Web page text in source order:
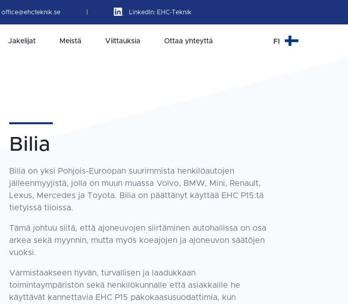
office@ehcteknik.se LinkedIn: EHC-Teknik
Jakelijat Meistä Viittauksia Ottaa yhteyttä FI
Bilia
Bilia on yksi Pohjois-Euroopan suurimmista henkilöautojen
jälleenmyyjistä, jolla on muun muassa Volvo, BMW, Mini, Renault,
Lexus, Mercedes ja Toyota. Bilia on päättänyt käyttää EHC P15:tä
tietyissä tiloissa.
Tämä johtuu siitä, että ajoneuvojen siirtäminen autohallissa on osa
arkea sekä myynnin, mutta myös koeajojen ja ajoneuvon säätöjen
vuoksi.
Varmistaakseen hyvän, turvallisen ja laadukkaan
toimintaympäristön sekä henkilökunnalle että asiakkaille he
käyttävät kannettavia EHC P15 pakokaasusuodattimia, kun